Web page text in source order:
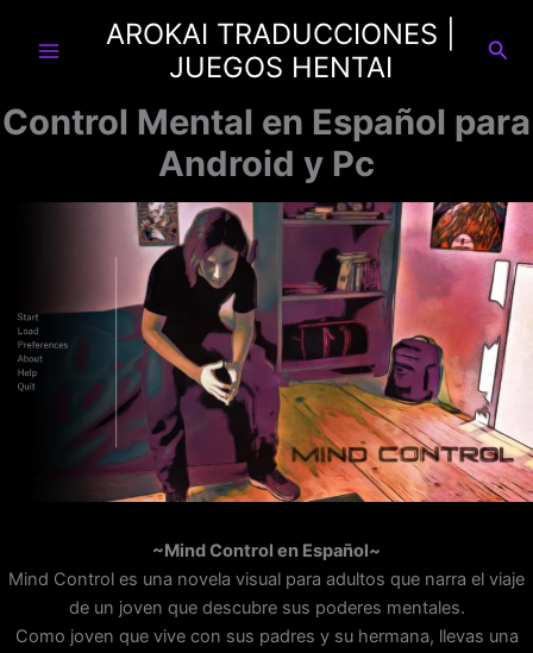
AROKAI TRADUCCIONES |
JUEGOS HENTAI
Control Mental en Español para
Android y Pc
~Mind Control en Español~
Mind Control es una novela visual para adultos que narra el viaje
de un joven que descubre sus poderes mentales.
Como joven que vive con sus padres y su hermana, llevas una